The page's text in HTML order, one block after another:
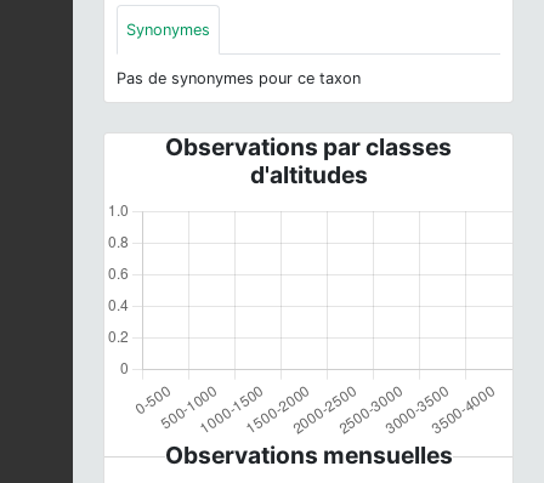
Synonymes
Pas de synonymes pour ce taxon
Observations par classes
d'altitudes
Observations mensuelles